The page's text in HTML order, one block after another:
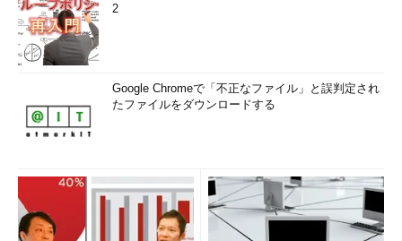
2
Google Chromeで「不正なファイル」と誤判定され
たファイルをダウンロードする